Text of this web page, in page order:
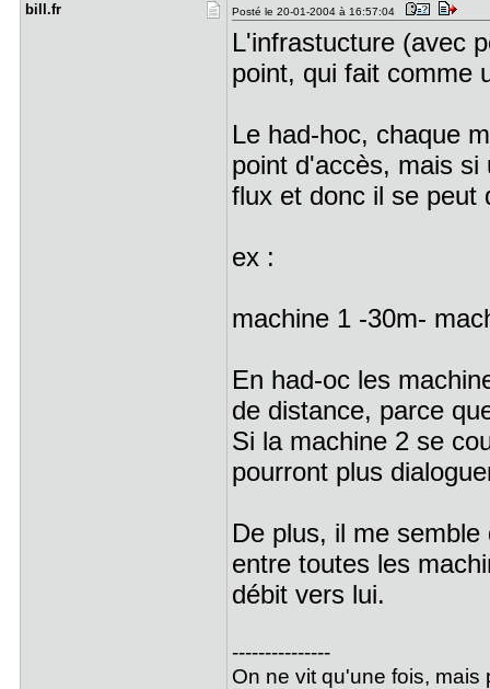
bill.fr Posté le 20-01-2004 à 16:57:04
L'infrastucture (avec
point, qui fait comme
Le had-hoc, chaque
point d'accès, mais si
flux et donc il se peut
ex :
machine 1 -30m-
En had-oc les
de distance, parce
Si la machine 2 se
pourront plus
De plus, il me
entre toutes les
débit vers lui.
---------------
On ne vit qu'une fois, mais